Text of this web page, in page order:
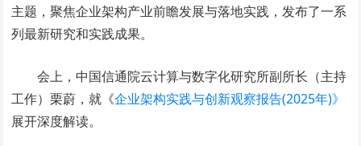
主题，聚焦企业架构产业前瞻发展与落地实践，发布了一系
列最新研究和实践成果。
会上，中国信通院云计算与数字化研究所副所长（主持
工作）栗蔚，就《企业架构实践与创新观察报告(2025年)》
展开深度解读。